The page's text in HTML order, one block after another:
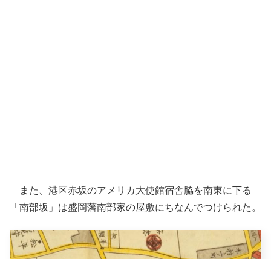
また、港区赤坂のアメリカ大使館宿舎脇を南東に下る
「南部坂」は盛岡藩南部家の屋敷にちなんでつけられた。